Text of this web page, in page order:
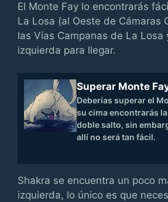
El Monte Fay lo encontrarás
La Losa (al Oeste de Cámaras
las Vías Campanas de La Losa
izquierda para llegar.
Superar Monte
Deberías superar el
su cima encontrarás
doble salto, sin
allí no será tan fácil.
Shakra se encuentra un poco
izquierda, lo único es que